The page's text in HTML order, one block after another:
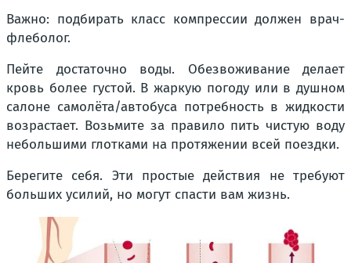
Важно: подбирать класс компрессии должен врач-
флеболог.
Пейте достаточно воды. Обезвоживание делает
кровь более густой. В жаркую погоду или в душном
салоне самолёта/автобуса потребность в жидкости
возрастает. Возьмите за правило пить чистую воду
небольшими глотками на протяжении всей поездки.
Берегите себя. Эти простые действия не требуют
больших усилий, но могут спасти вам жизнь.